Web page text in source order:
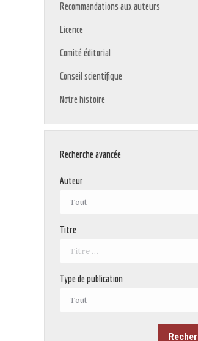
Recommandations aux auteurs
Licence
Comité éditorial
Conseil scientifique
Notre histoire
Recherche avancée
Auteur
Titre
Type de publication